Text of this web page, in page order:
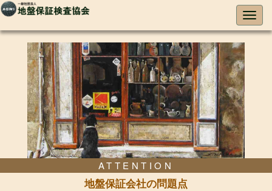
ATTENTION
地盤保証会社の問題点